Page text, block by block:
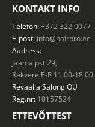
KONTAKT INFO
Telefon:+372 322 0077
E-post: info@hairpro.ee
Aadress:
Jaama pst 29,
Rakvere E-R 11.00-18.00
Revaalia SalongOÜ
Reg.nr: 10157524
ETTEVÕTTEST